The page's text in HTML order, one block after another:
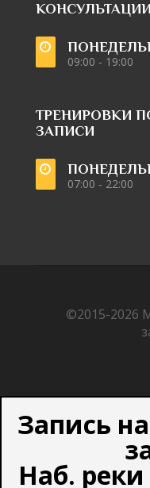
09:00 - 19:00
ТРЕНИРОВКИ
ЗАПИСИ
07:00 - 22:00
©2015-2026
Запись
Наб.